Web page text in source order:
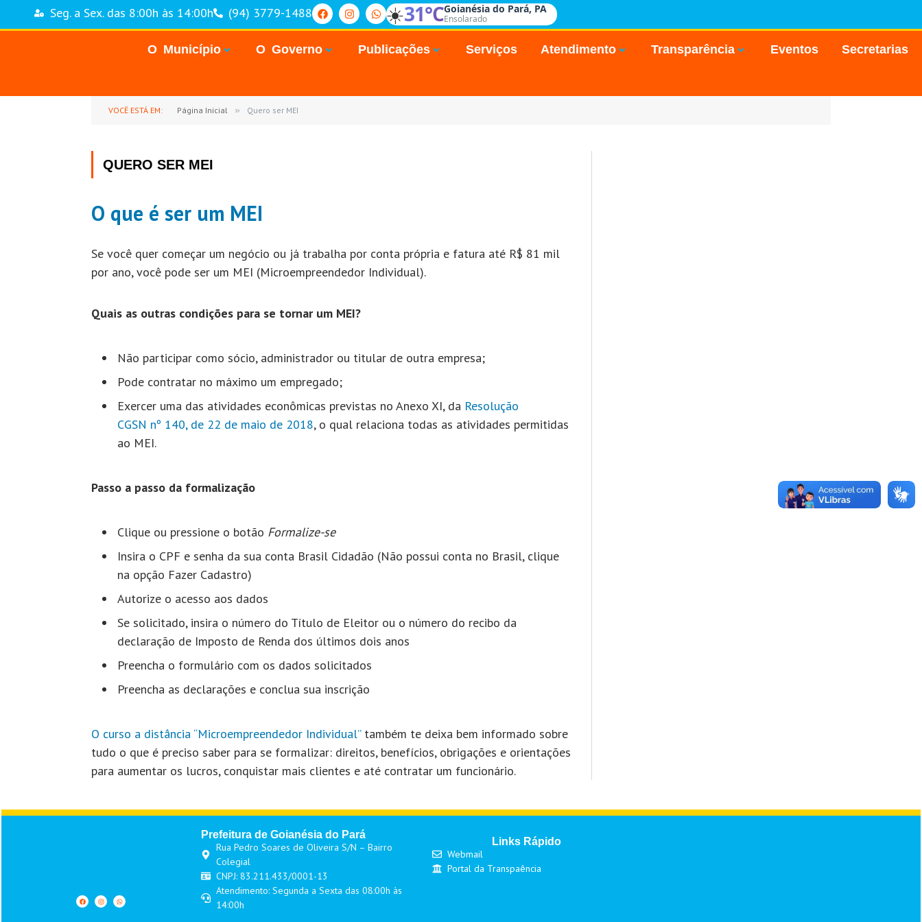
Seg. a Sex. das 8:00h às 14:00h (94) 3779-1488 ☀️31°CGoianésia do Pará, PA
Ensolarado
O Município O Governo Publicações Serviços Atendimento Transparência Eventos Secretarias
VOCÊ ESTÁ EM: Página Inicial » Quero ser MEI
QUERO SER MEI
O que é ser um MEI
Se você quer começar um negócio ou já trabalha por conta própria e fatura até R$ 81 mil
por ano, você pode ser um MEI (Microempreendedor Individual).
Quais as outras condições para se tornar um MEI?
Não participar como sócio, administrador ou titular de outra empresa;
Pode contratar no máximo um empregado;
Exercer uma das atividades econômicas previstas no Anexo XI, da Resolução
CGSN nº 140, de 22 de maio de 2018, o qual relaciona todas as atividades permitidas
ao MEI.
Passo a passo da formalização
Clique ou pressione o botão Formalize-se
Insira o CPF e senha da sua conta Brasil Cidadão (Não possui conta no Brasil, clique
na opção Fazer Cadastro)
Autorize o acesso aos dados
Se solicitado, insira o número do Título de Eleitor ou o número do recibo da
declaração de Imposto de Renda dos últimos dois anos
Preencha o formulário com os dados solicitados
Preencha as declarações e conclua sua inscrição
O curso a distância “Microempreendedor Individual”também te deixa bem informado sobre
tudo o que é preciso saber para se formalizar: direitos, benefícios, obrigações e orientações
para aumentar os lucros, conquistar mais clientes e até contratar um funcionário.
Prefeitura de Goianésia do Pará
Rua Pedro Soares de Oliveira S/N – Bairro
Colegial
CNPJ: 83.211.433/0001-13
Atendimento: Segunda a Sexta das 08:00h às
14:00h
Links Rápido
Webmail
Portal da Transpaência